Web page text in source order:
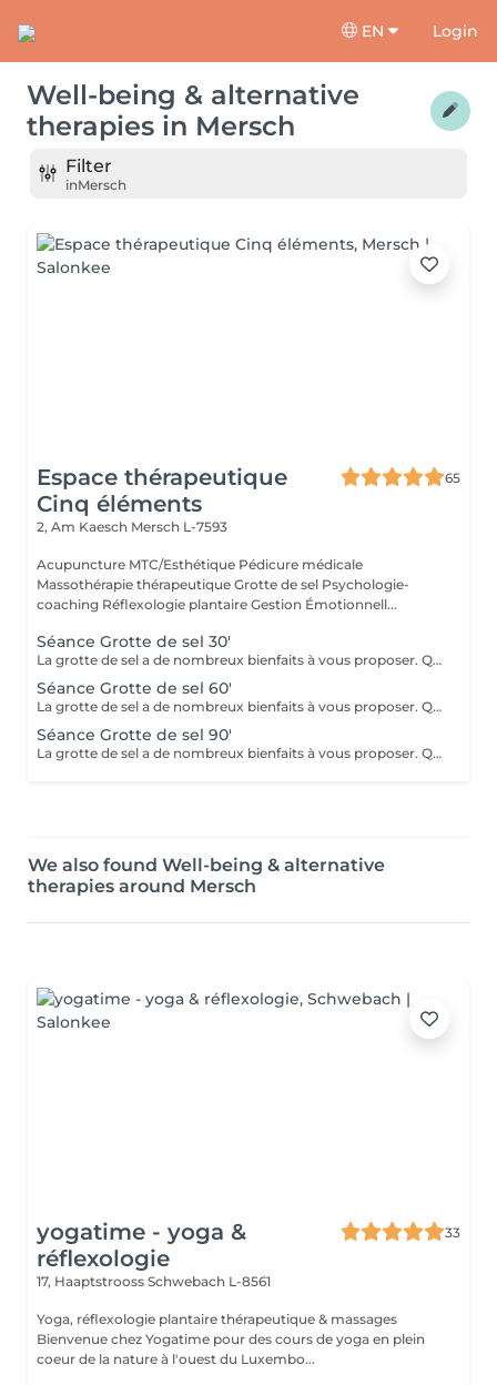
EN Login
Well-being & alternative
therapies in Mersch
Filter
inMersch
Espace thérapeutique
Cinq éléments
65
2, Am Kaesch Mersch L-7593
Acupuncture MTC/Esthétique Pédicure médicale
Massothérapie thérapeutique Grotte de sel Psychologie-
coaching Réflexologie plantaire Gestion Émotionnell...
Séance Grotte de sel 30'
La grotte de sel a de nombreux bienfaits à vous proposer. Que ce soit pour un moment de relaxation ou pour soulager des troubles respiratoires, lutter contre les toxines, diminuer l'anxiété, améliorer le sommeil ou l'état de fatigue, ou même bénéficier des bienfaits pour la beauté de la peau et sa reminéralisation ! Transats, plaids, coussins et infusions vous y attendront.
Séance Grotte de sel 60'
La grotte de sel a de nombreux bienfaits à vous proposer. Que ce soit pour un moment de relaxation ou pour soulager des troubles respiratoires, lutter contre les toxines, diminuer l'anxiété, améliorer le sommeil ou l'état de fatigue, ou même bénéficier des bienfaits pour la beauté de la peau et sa reminéralisation ! Transats, plaids, coussins et infusions vous y attendront.
Séance Grotte de sel 90'
La grotte de sel a de nombreux bienfaits à vous proposer. Que ce soit pour un moment de relaxation ou pour soulager des troubles respiratoires, lutter contre les toxines, diminuer l'anxiété, améliorer le sommeil ou l'état de fatigue, ou même bénéficier des bienfaits pour la beauté de la peau et sa reminéralisation ! Transats, plaids, coussins et infusions vous y attendront.
We also found Well-being & alternative
therapies around Mersch
yogatime - yoga &
réflexologie
33
17, Haaptstrooss Schwebach L-8561
Yoga, réflexologie plantaire thérapeutique & massages
Bienvenue chez Yogatime pour des cours de yoga en plein
coeur de la nature à l'ouest du Luxembo...